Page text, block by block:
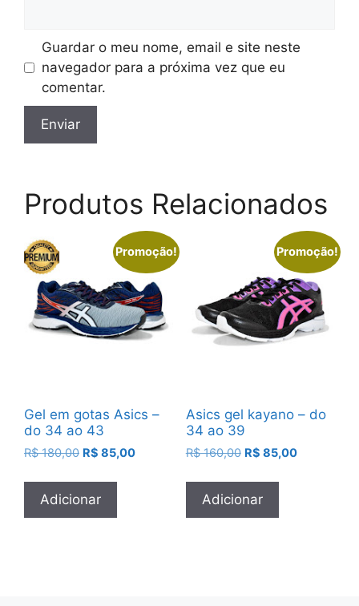
Guardar o meu nome, email e site neste
navegador para a próxima vez que eu
comentar.
Produtos Relacionados
Promoção!
Gel em gotas Asics –
do 34 ao 43
R$180,00 O
original
era:
R$ 180,00.
R$ 85,00O
R$ 85,00.
Adicionar
Promoção!
Asics gel kayano – do
34 ao 39
R$160,00 O
original
era:
R$ 160,00.
R$ 85,00O
Adicionar